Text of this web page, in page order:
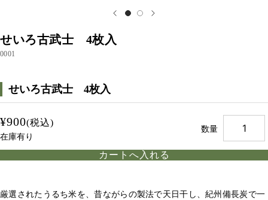
せいろ古武士 4枚入
0001
せいろ古武士 4枚入
¥900(税込)
在庫有り
数量
厳選されたうるち米を、昔ながらの製法で天日干し、紀州備長炭で一